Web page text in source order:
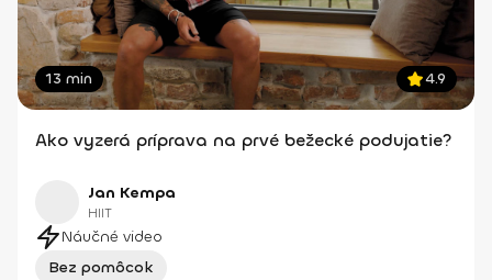
13 min 4.9
Ako vyzerá príprava na prvé bežecké podujatie?
Jan Kempa
HIIT
Náučné video
Bez pomôcok